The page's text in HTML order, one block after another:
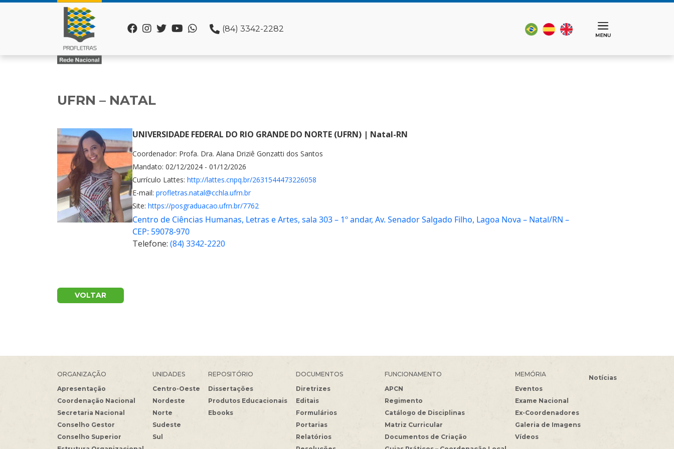
(84) 3342-2282
UFRN – NATAL
UNIVERSIDADE FEDERAL DO RIO GRANDE DO NORTE (UFRN) | Natal-RN
Coordenador: Profa. Dra. Alana Driziê Gonzatti dos Santos
Mandato: 02/12/2024 - 01/12/2026
Currículo Lattes: http://lattes.cnpq.br/2631544473226058
E-mail: profletras.natal@cchla.ufrn.br
Site: https://posgraduacao.ufrn.br/7762
Centro de Ciências Humanas, Letras e Artes, sala 303 – 1º andar, Av. Senador Salgado Filho, Lagoa Nova – Natal/RN –
CEP: 59078-970
Telefone: (84) 3342-2220
VOLTAR
ORGANIZAÇÃO
Apresentação
Coordenação Nacional
Secretaria Nacional
Conselho Gestor
Conselho Superior
UNIDADES
Centro-Oeste
Nordeste
Norte
Sudeste
Sul
REPOSITÓRIO
Dissertações
Produtos Educacionais
Ebooks
DOCUMENTOS
Diretrizes
Editais
Formulários
Portarias
Relatórios
FUNCIONAMENTO
APCN
Regimento
Catálogo de Disciplinas
Matriz Curricular
Documentos de Criação
MEMÓRIA
Eventos
Exame Nacional
Ex-Coordenadores
Galeria de Imagens
Vídeos
Notícias